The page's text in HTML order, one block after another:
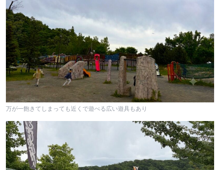
万が一飽きてしまっても近くで遊べる広い遊具もあり